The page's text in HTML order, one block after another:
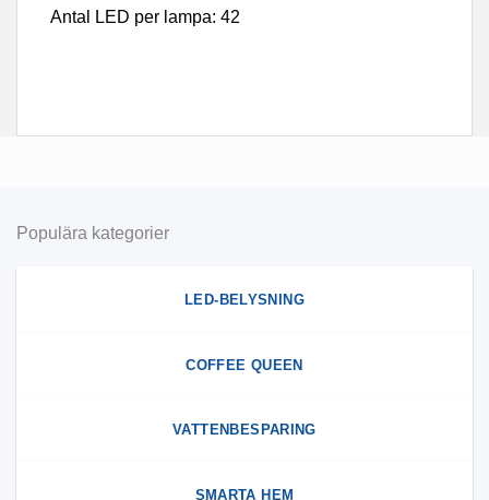
Antal LED per lampa: 42
Populära kategorier
LED-BELYSNING
COFFEE QUEEN
VATTENBESPARING
SMARTA HEM